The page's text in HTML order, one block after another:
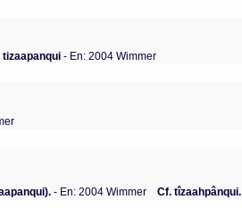
tizaapanqui- En: 2004 Wimmer
- En: 2004 Wimmer Cf. tîzaahpânqui.